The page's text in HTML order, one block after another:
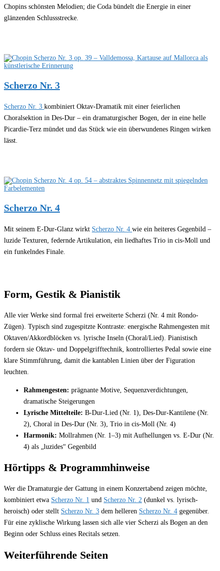
Chopins schönsten Melodien; die Coda bündelt die Energie in einer
glänzenden Schlussstrecke.
Scherzo Nr. 3
Scherzo Nr. 3 kombiniert Oktav-Dramatik mit einer feierlichen
Choralsektion in Des-Dur – ein dramaturgischer Bogen, der in eine helle
Picardie-Terz mündet und das Stück wie ein überwundenes Ringen wirken
lässt.
Scherzo Nr. 4
Mit seinem E-Dur-Glanz wirkt Scherzo Nr. 4 wie ein heiteres Gegenbild –
luzide Texturen, federnde Artikulation, ein liedhaftes Trio in cis-Moll und
ein funkelndes Finale.
Form, Gestik & Pianistik
Alle vier Werke sind formal frei erweiterte Scherzi (Nr. 4 mit Rondo-
Zügen). Typisch sind zugespitzte Kontraste: energische Rahmengesten mit
Oktaven/Akkordblöcken vs. lyrische Inseln (Choral/Lied). Pianistisch
fordern sie Oktav- und Doppelgrifftechnik, kontrolliertes Pedal sowie eine
klare Stimmführung, damit die kantablen Linien über der Figuration
leuchten.
Rahmengesten: prägnante Motive, Sequenzverdichtungen,
dramatische Steigerungen
Lyrische Mittelteile: B-Dur-Lied (Nr. 1), Des-Dur-Kantilene (Nr.
2), Choral in Des-Dur (Nr. 3), Trio in cis-Moll (Nr. 4)
Harmonik: Mollrahmen (Nr. 1–3) mit Aufhellungen vs. E-Dur (Nr.
4) als „luzides“ Gegenbild
Hörtipps & Programmhinweise
Wer die Dramaturgie der Gattung in einem Konzertabend zeigen möchte,
kombiniert etwa Scherzo Nr. 1 und Scherzo Nr. 2 (dunkel vs. lyrisch-
heroisch) oder stellt Scherzo Nr. 3 dem helleren Scherzo Nr. 4 gegenüber.
Für eine zyklische Wirkung lassen sich alle vier Scherzi als Bogen an den
Beginn oder Schluss eines Recitals setzen.
Weiterführende Seiten